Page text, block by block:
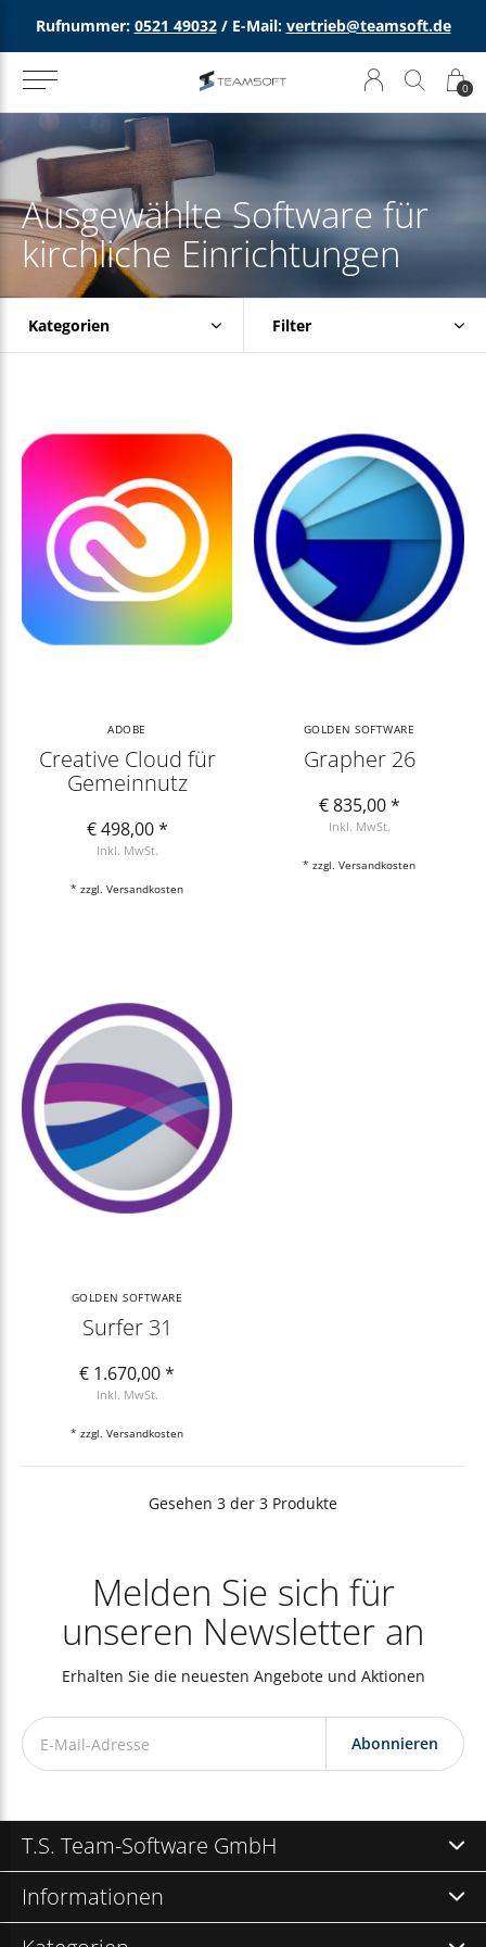
0
Rufnummer: 0521 49032/ E-Mail: vertrieb@teamsoft.de
Ausgewählte Software für
kirchliche Einrichtungen
Kategorien Filter
ADOBE
Creative Cloud für
Gemeinnutz
€ 498,00 *
Inkl. MwSt.
* zzgl. Versandkosten
GOLDEN SOFTWARE
Grapher 26
€ 835,00 *
Inkl. MwSt.
* zzgl. Versandkosten
GOLDEN SOFTWARE
Surfer 31
€ 1.670,00 *
Inkl. MwSt.
* zzgl. Versandkosten
Gesehen 3 der 3 Produkte
Melden Sie sich für
unseren Newsletter an
Erhalten Sie die neuesten Angebote und Aktionen
Abonnieren
T.S. Team-Software GmbH
Informationen